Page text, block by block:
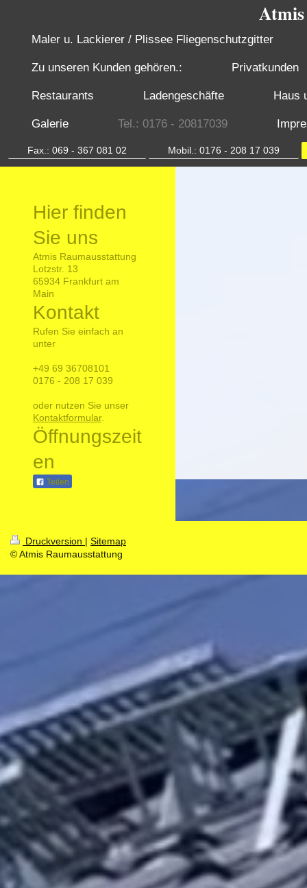
Maler u. Lackierer / Plissee Fliegenschutzgitter
Zu unseren Kunden gehören.: Privatkunden
Restaurants Ladengeschäfte Haus
Galerie Tel.: 0176 - 20817039
Fax.: 069 - 367 081 02 Mobil.: 0176 - 208 17 039
Hier finden
Sie uns
Atmis Raumausstattung
Lotzstr. 13
65934 Frankfurt am
Main
Kontakt
Rufen Sie einfach an
unter
+49 69 36708101
0176 - 208 17 039
oder nutzen Sie unser
Kontaktformular.
Öffnungszeit
en
Teilen
Druckversion | Sitemap
© Atmis Raumausstattung